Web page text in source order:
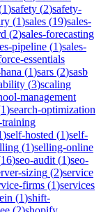
1)safety (2)safety-
(1)sales (19)sales-
(2)sales-forecasting
pipeline (1)sales-
essentials
(1)sars (2)sasb
(3)scaling
management
1)search-optimization
training
)self-hosted (1)self-
(1)selling-online
16)seo-audit (1)seo-
sizing (2)service
firms (1)services
(1)shift-